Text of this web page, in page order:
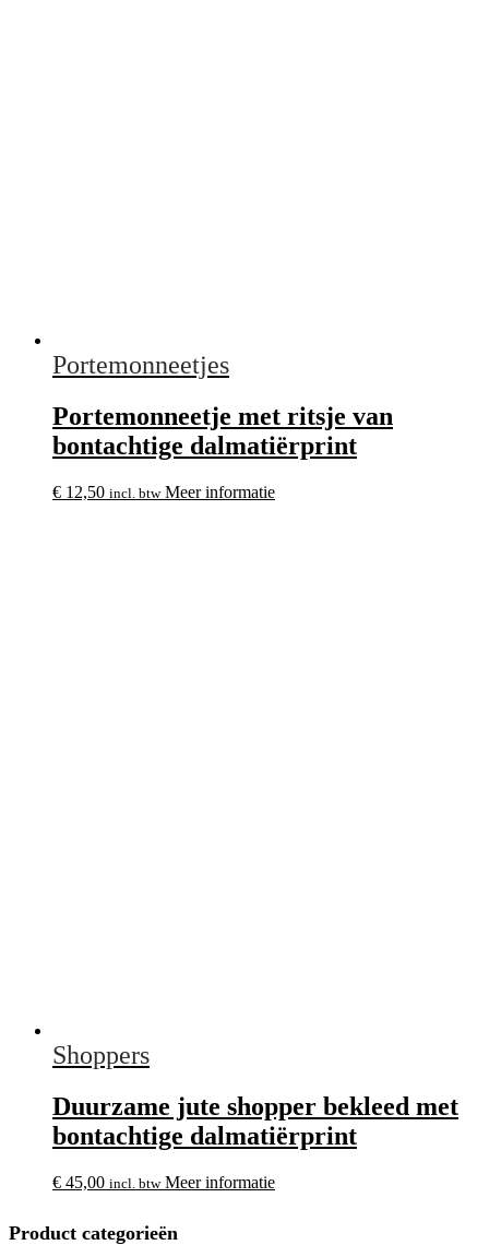
Portemonneetjes
Portemonneetje met ritsje van
bontachtige dalmatiërprint
€ 12,50 incl. btw Meer informatie
Shoppers
Duurzame jute shopper bekleed met
bontachtige dalmatiërprint
€ 45,00 incl. btw Meer informatie
Product categorieën